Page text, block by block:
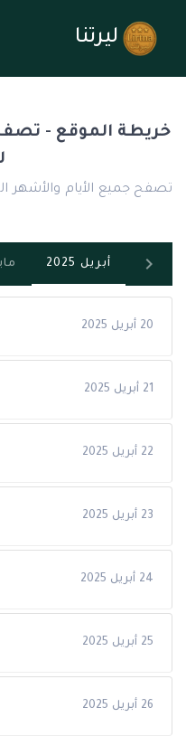
ليرتنا
خريطة الموقع -
تصفح جميع الأيام والأشهر
أبريل 2025 مايو
20 أبريل 2025
21 أبريل 2025
22 أبريل 2025
23 أبريل 2025
24 أبريل 2025
25 أبريل 2025
26 أبريل 2025